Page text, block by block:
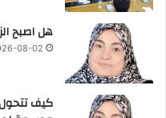
هل اصبح
08-02
كيف